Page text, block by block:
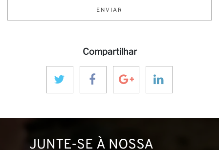
ENVIAR
Compartilhar
JUNTE-SE À NOSSA